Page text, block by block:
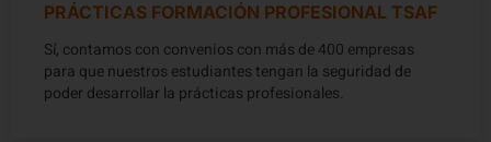
PRÁCTICAS FORMACIÓN PROFESIONAL TSAF
Sí, contamos con convenios con más de 400 empresas
para que nuestros estudiantes tengan la seguridad de
poder desarrollar la prácticas profesionales.